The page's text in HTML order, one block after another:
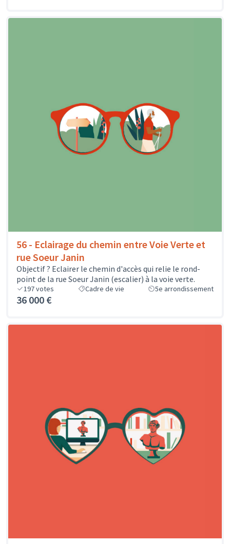
56 - Eclairage du chemin entre Voie Verte et
rue Soeur Janin
Objectif ? Eclairer le chemin d'accès qui relie le rond-
point de la rue Soeur Janin (escalier) à la voie verte.
197votes Cadre de vie 5e arrondissement
36 000 €